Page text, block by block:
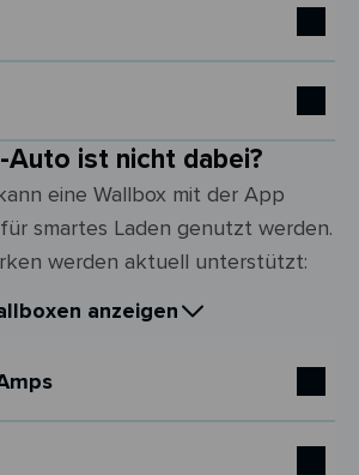
Auto ist nicht dabei?
eine Wallbox mit der App
smartes Laden genutzt werden.
werden aktuell unterstützt:
anzeigen